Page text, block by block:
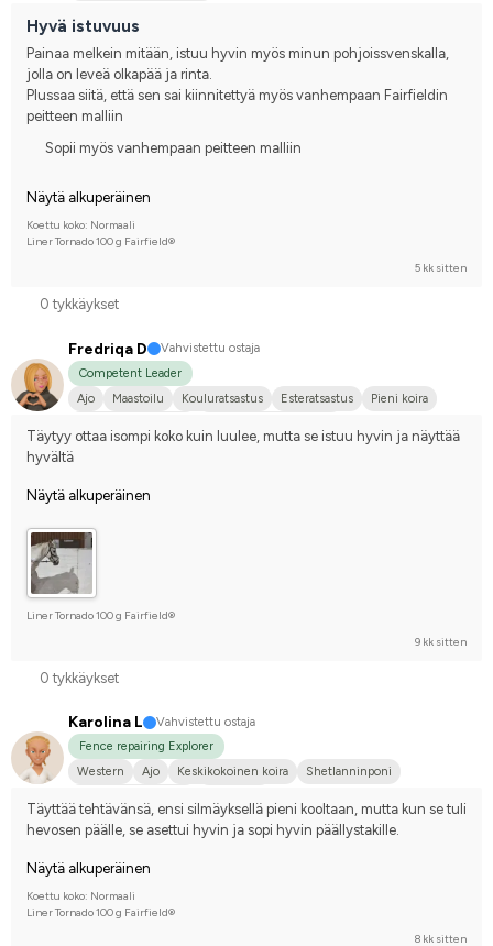
Hyvä istuvuus
Painaa melkein mitään, istuu hyvin myös minun pohjoissvenskalla,
jolla on leveä olkapää ja rinta.
Plussaa siitä, että sen sai kiinnitettyä myös vanhempaan Fairfieldin
peitteen malliin
Sopii myös vanhempaan peitteen malliin
Näytä alkuperäinen
Koettu koko: Normaali
Liner Tornado 100 g Fairfield®
5 kk sitten
0 tykkäykset
Fredriqa D
Vahvistettu ostaja
Competent Leader
Ajo
Maastoilu Kouluratsastus Esteratsastus
Pieni koira
Täytyy ottaa isompi koko kuin luulee, mutta se istuu hyvin ja näyttää
hyvältä
Näytä alkuperäinen
Liner Tornado 100 g Fairfield®
9 kk sitten
0 tykkäykset
Karolina L
Vahvistettu ostaja
Fence repairing Explorer
Western
Ajo Keskikokoinen koira
Shetlanninponi
Täyttää tehtävänsä, ensi silmäyksellä pieni kooltaan, mutta kun se tuli
hevosen päälle, se asettui hyvin ja sopi hyvin päällystakille.
Näytä alkuperäinen
Koettu koko: Normaali
Liner Tornado 100 g Fairfield®
8 kk sitten